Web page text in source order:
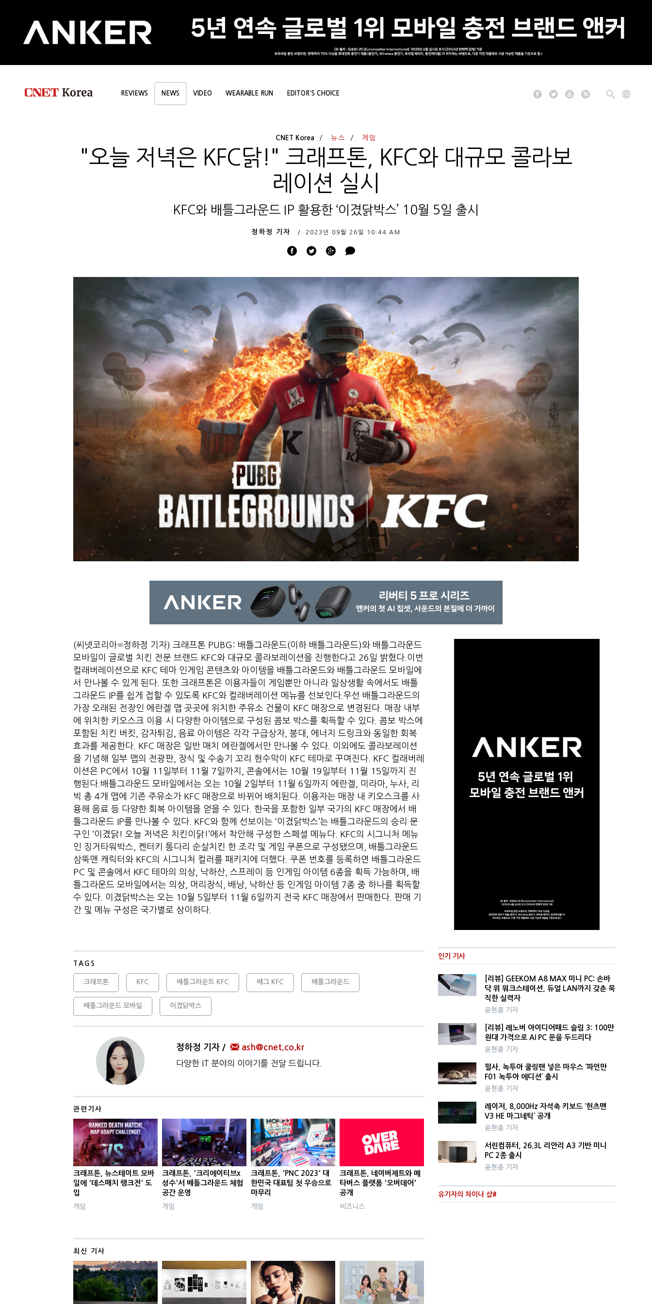
REVIEWS NEWS VIDEO WEARABLE RUN EDITOR'S CHOICE
CNET Korea 뉴스 게임
"오늘 저녁은 KFC닭!" 크래프톤, KFC와 대규모 콜라보
레이션 실시
KFC와 배틀그라운드 IP 활용한 ‘이겼닭박스’ 10월 5일 출시
정하정 기자 2023년 09월 26일 10:44 AM
(씨넷코리아=정하정 기자) 크래프톤 PUBG: 배틀그라운드(이하 배틀그라운드)와 배틀그라운드
모바일이 글로벌 치킨 전문 브랜드 KFC와 대규모 콜라보레이션을 진행한다고 26일 밝혔다.이번
컬래버레이션으로 KFC 테마 인게임 콘텐츠와 아이템을 배틀그라운드와 배틀그라운드 모바일에
서 만나볼 수 있게 된다. 또한 크래프톤은 이용자들이 게임뿐만 아니라 일상생활 속에서도 배틀
그라운드 IP를 쉽게 접할 수 있도록 KFC와 컬래버레이션 메뉴를 선보인다.우선 배틀그라운드의
가장 오래된 전장인 에란겔 맵 곳곳에 위치한 주유소 건물이 KFC 매장으로 변경된다. 매장 내부
에 위치한 키오스크 이용 시 다양한 아이템으로 구성된 콤보 박스를 획득할 수 있다. 콤보 박스에
포함된 치킨 버킷, 감자튀김, 음료 아이템은 각각 구급상자, 붕대, 에너지 드링크와 동일한 회복
효과를 제공한다. KFC 매장은 일반 매치 에란겔에서만 만나볼 수 있다. 이외에도 콜라보레이션
을 기념해 일부 맵의 전광판, 장식 및 수송기 꼬리 현수막이 KFC 테마로 꾸며진다. KFC 컬래버레
이션은 PC에서 10월 11일부터 11월 7일까지, 콘솔에서는 10월 19일부터 11월 15일까지 진
행된다.배틀그라운드 모바일에서는 오는 10월 2일부터 11월 6일까지 에란겔, 미라마, 누사, 리
빅 총 4개 맵에 기존 주유소가 KFC 매장으로 바뀌어 배치된다. 이용자는 매장 내 키오스크를 사
용해 음료 등 다양한 회복 아이템을 얻을 수 있다. 한국을 포함한 일부 국가의 KFC 매장에서 배
틀그라운드 IP를 만나볼 수 있다. KFC와 함께 선보이는 ‘이겼닭박스’는 배틀그라운드의 승리 문
구인 ‘이겼닭! 오늘 저녁은 치킨이닭!’에서 착안해 구성한 스페셜 메뉴다. KFC의 시그니처 메뉴
인 징거타워박스, 켄터키 통다리 순살치킨 한 조각 및 게임 쿠폰으로 구성됐으며, 배틀그라운드
삼뚝맨 캐릭터와 KFC의 시그니처 컬러를 패키지에 더했다. 쿠폰 번호를 등록하면 배틀그라운드
PC 및 콘솔에서 KFC 테마의 의상, 낙하산, 스프레이 등 인게임 아이템 6종을 획득 가능하며, 배
틀그라운드 모바일에서는 의상, 머리장식, 배낭, 낙하산 등 인게임 아이템 7종 중 하나를 획득할
수 있다. 이겼닭박스는 오는 10월 5일부터 11월 6일까지 전국 KFC 매장에서 판매한다. 판매 기
간 및 메뉴 구성은 국가별로 상이하다.
TAGS
크래프톤 KFC 배틀그라운트 KFC 배그 KFC 배틀그라운드
배틀그라운드 모바일 이겼닭박스
정하정 기자 ash@cnet.co.kr
다양한 IT 분야의 이야기를 전달 드립니다.
관련기사
크래프톤, 뉴스테이트 모바
일에 '데스매치 랭크전' 도
입
게임
크래프톤, '크리에이티브x
성수'서 배틀그라운드 체험
공간 운영
게임
크래프톤, 'PNC 2023' 대
한민국 대표팀 첫 우승으로
마무리
게임
크래프톤, 네이버제트와 메
타버스 플랫폼 '오버데어'
공개
비즈니스
최신 기사
인기 기사
[리뷰] GEEKOM A8 MAX 미니 PC: 손바
닥 위 워크스테이션, 듀얼 LAN까지 갖춘 묵
직한 실력자
윤현종 기자
[리뷰] 레노버 아이디어패드 슬림 3: 100만
원대 가격으로 AI PC 문을 두드리다
윤현종 기자
펄사, 녹투아 쿨링팬 넣은 마우스 ‘파인만
F01 녹투아 에디션’ 출시
윤현종 기자
레이저, 8,000Hz 자석축 키보드 ‘헌츠맨
V3 HE 마그네틱’ 공개
윤현종 기자
서린컴퓨터, 26.3L 리안리 A3 기반 미니
PC 2종 출시
윤현종 기자
유기자의 차이나 샵#